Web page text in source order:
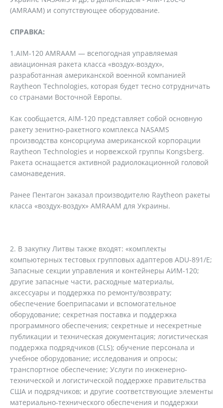
(AMRAAM) и сопутствующее оборудование.
СПРАВКА:
1.AIM-120 AMRAAM — всепогодная управляемая
авиационная ракета класса «воздух-воздух»,
разработанная американской военной компанией
Raytheon Technologies, которая будет тесно сотрудничать
со странами Восточной Европы.
Как сообщается, AIM-120 представляет собой основную
ракету зенитно-ракетного комплекса NASAMS
производства консорциума американской корпорации
Raytheon Technologies и норвежской группы Kongsberg.
Ракета оснащается активной радиолокационной головой
самонаведения.
Ранее Пентагон заказал производителю Raytheon ракеты
класса «воздух-воздух» AMRAAM для Украины.
В закупку Литвы также входят: «комплекты
компьютерных тестовых групповых адаптеров ADU-891/E;
Запасные секции управления и контейнеры АИМ-120;
другие запасные части, расходные материалы,
аксессуары и поддержка по ремонту/возврату;
обеспечение боеприпасами и вспомогательное
оборудование; секретная поставка и поддержка
программного обеспечения; секретные и несекретные
публикации и техническая документация; логистическая
поддержка подрядчиков (CLS); обучение персонала и
учебное оборудование; исследования и опросы;
транспортное обеспечение; Услуги по инженерно-
технической и логистической поддержке правительства
США и подрядчиков; и другие соответствующие элементы
материально-технического обеспечения и поддержки